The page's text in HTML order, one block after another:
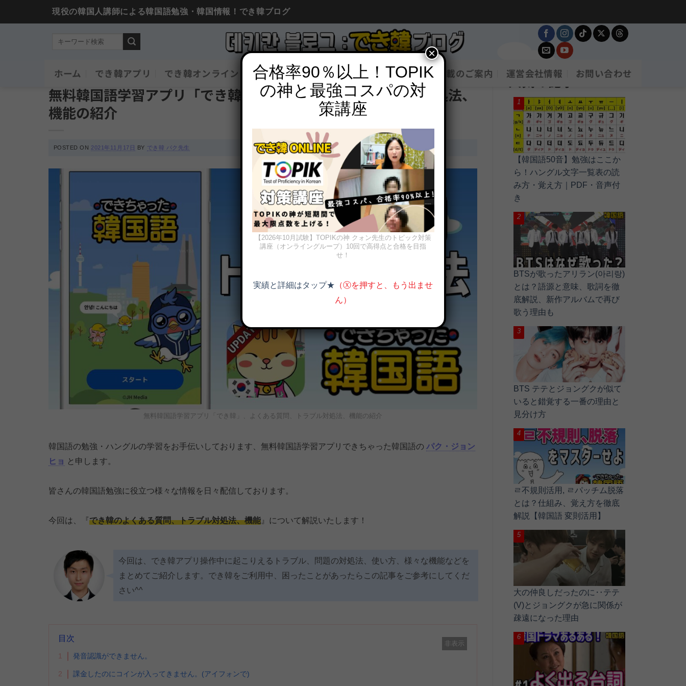
現役の韓国人講師による韓国語勉強・韓国情報！でき韓ブログ
ホーム でき韓アプリ でき韓オンライン 韓国語勉強 韓国情報 コラム 広告掲載のご案内 運営会社情報 お問い合わせ
お知らせ
無料韓国語学習アプリ「でき韓」、よくある質問、トラブル対処法、
機能の紹介
POSTED ON 2021年11月17日 BY でき韓 パク先生
無料韓国語学習アプリ「でき韓」、よくある質問、トラブル対処法、機能の紹介
韓国語の勉強・ハングルの学習をお手伝いしております、無料韓国語学習アプリできちゃった韓国語の パク・ジョン
ヒョ と申します。
皆さんの韓国語勉強に役立つ様々な情報を日々配信しております。
今回は、『 でき韓のよくある質問、トラブル対処法、機能』について解説いたします！
今回は、でき韓アプリ操作中に起こりえるトラブル、問題の対処法、使い方、様々な機能などを
まとめてご紹介します。でき韓をご利用中、困ったことがあったらこの記事をご参考にしてくだ
さい^^
目次
非表示
1 発音認識ができません。
2 課金したのにコインが入ってきません。(アイフォンで)
人気の記事
【韓国語50音】勉強はここか
ら！ハングル文字一覧表の読
み方・覚え方｜PDF・音声付
き
BTSが歌ったアリラン(아리랑)
とは？語源と意味、歌詞を徹
底解説、新作アルバムで再び
歌う理由も
BTS テテとジョングクが似て
いると錯覚する一番の理由と
見分け方
ㄹ不規則活用, ㄹパッチム脱落
とは？仕組み、覚え方を徹底
解説【韓国語 変則活用】
大の仲良しだったのに‥テテ
(V)とジョングクが急に関係が
疎遠になった理由
合格率90％以上！TOPIK
の神と最強コスパの対
策講座
【2026年10月試験】TOPIKの神 クォン先生のトピック対策
講座（オンライングループ）10回で高得点と合格を目指
せ！
実績と詳細はタップ★ （Ⓧを押すと、もう出ませ
ん）
×